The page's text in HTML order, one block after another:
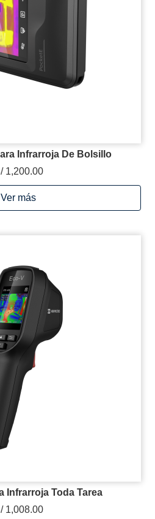
Infrarroja De Bolsillo
1,200.00
Ver más
Infrarroja Toda Tarea
1,008.00